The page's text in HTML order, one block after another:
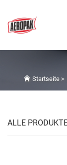
Startseite>
ALLE